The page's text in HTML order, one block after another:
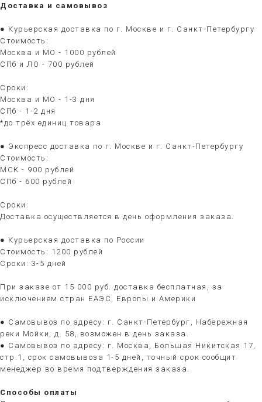
Доставка и самовывоз
● Курьерская доставка по г. Москве и г. Санкт-Петербургу
Стоимость:
Москва и МО - 1000 рублей
СПб и ЛО - 700 рублей
Сроки:
Москва и МО - 1-3 дня
СПб - 1-2 дня
*до трёх единиц товара
● Экспресс доставка по г. Москве и г. Санкт-Петербургу
Стоимость:
МСК - 900 рублей
СПб - 600 рублей
Сроки:
Доставка осуществляется в день оформления заказа.
● Курьерская доставка по России
Стоимость: 1200 рублей
Сроки: 3-5 дней
При заказе от 15 000 руб. доставка бесплатная, за
исключением стран ЕАЭС, Европы и Америки
● Самовывоз по адресу: г. Санкт-Петербург, Набережная
реки Мойки, д. 58, возможен в день заказа.
● Самовывоз по адресу: г. Москва, Большая Никитская 17,
стр.1, срок самовывоза 1-5 дней, точный срок сообщит
менеджер во время подтверждения заказа.
Способы оплаты